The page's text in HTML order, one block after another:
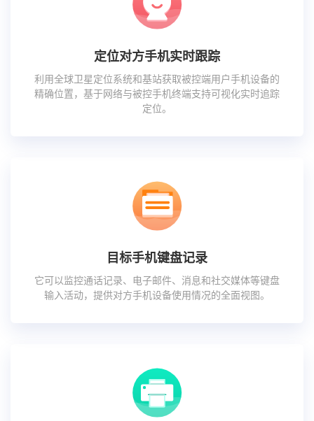
定位对方手机实时跟踪
利用全球卫星定位系统和基站获取被控端用户手机设备的
精确位置，基于网络与被控手机终端支持可视化实时追踪
定位。
目标手机键盘记录
它可以监控通话记录、电子邮件、消息和社交媒体等键盘
输入活动，提供对方手机设备使用情况的全面视图。